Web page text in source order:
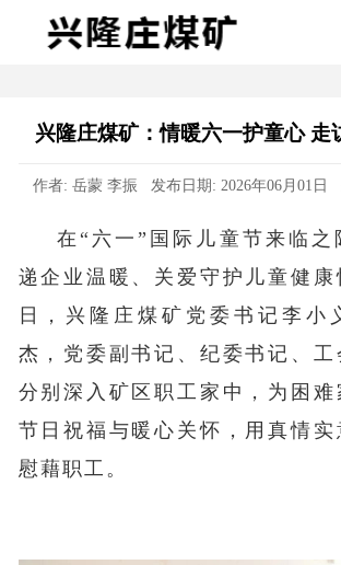
兴隆庄煤矿：情暖六一护童心 走
作者: 岳蒙 李振 发布日期: 2026年06月01日
在“六一”国际儿童节来临之
递企业温暖、关爱守护儿童健康
日，兴隆庄煤矿党委书记李小
杰，党委副书记、纪委书记、工
分别深入矿区职工家中，为困难
节日祝福与暖心关怀，用真情实
慰藉职工。